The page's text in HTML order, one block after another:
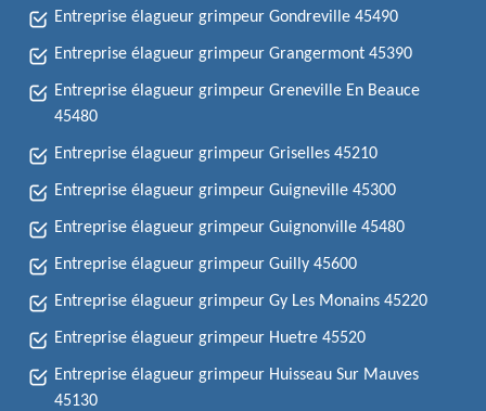
Entreprise élagueur grimpeur Gondreville 45490
Entreprise élagueur grimpeur Grangermont 45390
Entreprise élagueur grimpeur Greneville En Beauce
45480
Entreprise élagueur grimpeur Griselles 45210
Entreprise élagueur grimpeur Guigneville 45300
Entreprise élagueur grimpeur Guignonville 45480
Entreprise élagueur grimpeur Guilly 45600
Entreprise élagueur grimpeur Gy Les Monains 45220
Entreprise élagueur grimpeur Huetre 45520
Entreprise élagueur grimpeur Huisseau Sur Mauves
45130